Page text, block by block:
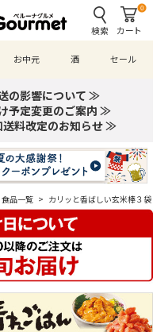
検索
0
カート
お中元 酒 セール
の影響について ≫
予定変更のご案内 ≫
送料改定のお知らせ ≫
食品一覧 > カリッと香ばしい玄米棒３袋